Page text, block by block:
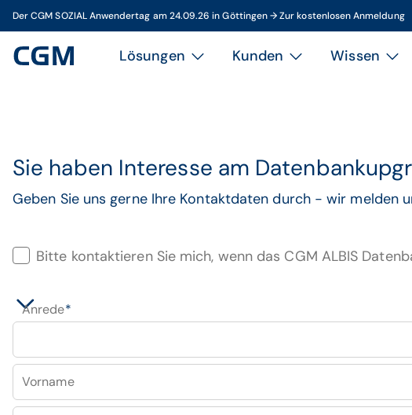
Der CGM SOZIAL Anwendertag am 24.09.26 in Göttingen → Zur kostenlosen Anmeldung
Lösungen Kunden Wissen
Sie haben Interesse am
Geben Sie uns gerne Ihre Kontaktdaten durch - wir melden
Bitte kontaktieren Sie mich, wenn das CGM ALBIS
Anrede*
Vorname